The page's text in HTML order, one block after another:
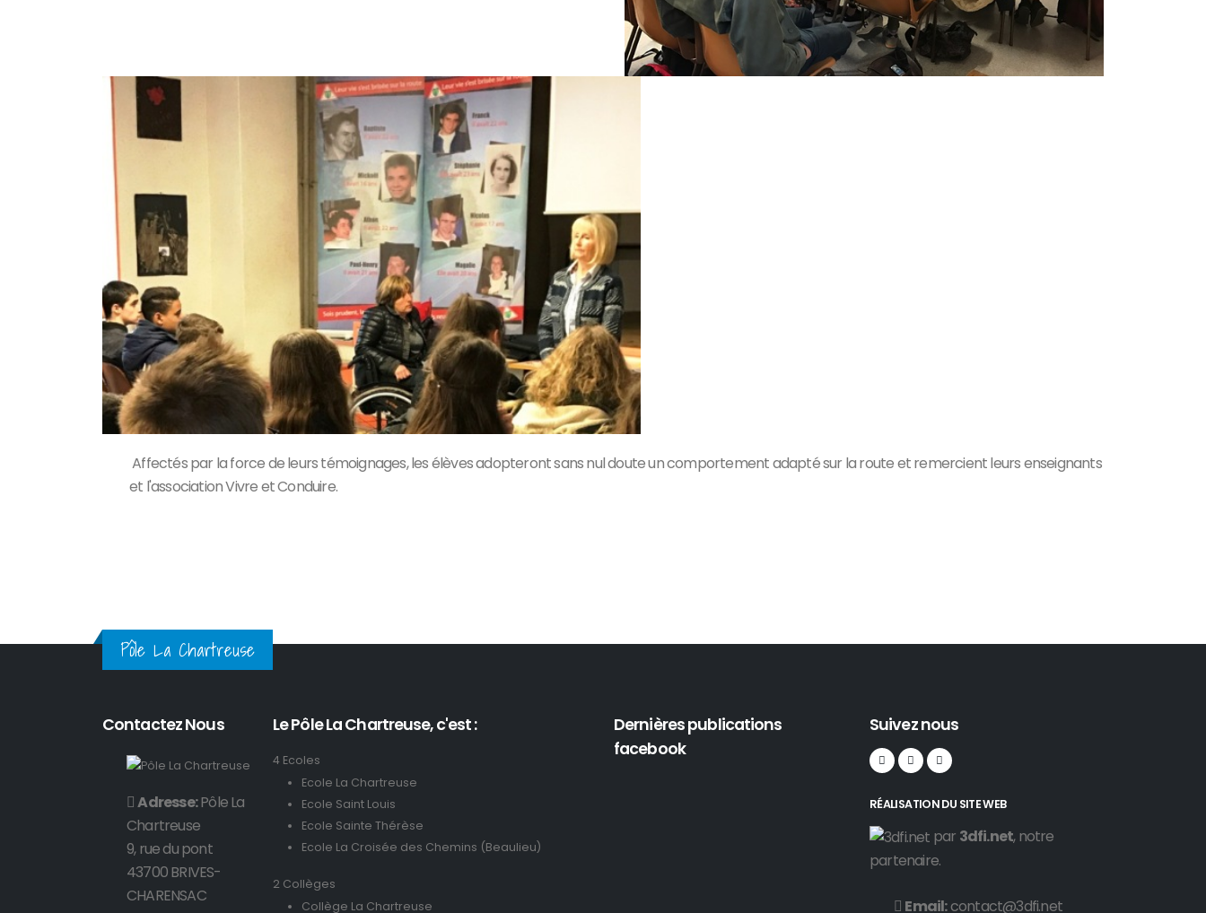
Affectés par la force de leurs témoignages, les élèves adopteront sans nul doute un comportement adapté sur la route et remercient leurs enseignants
et l'association Vivre et Conduire.
Pôle La Chartreuse
Contactez Nous
Adresse:Pôle La
Chartreuse
9, rue du pont
43700 BRIVES-
CHARENSAC
Le Pôle La Chartreuse, c'est :
4 Ecoles
Ecole La Chartreuse
Ecole Saint Louis
Ecole Sainte Thérèse
Ecole La Croisée des Chemins (Beaulieu)
2 Collèges
Collège La Chartreuse
Dernières publications
facebook
Suivez nous
RÉALISATION DU SITE WEB
par 3dfi.net, notre
partenaire.
Email:contact@3dfi.net